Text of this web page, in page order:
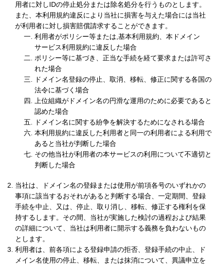
用者に対しIDの停止処分または除名処分を行うものとします。
また、本利用規約違反により当社に損害を与えた場合には当社
が利用者に対し損害賠償請求することができます。
利用者がポリシー等または,基本利用規約、本ドメイン
サービス利用規約に違反した場合
ポリシー等に基づき、正当な手続を経て要求または許可さ
れた場合
ドメイン名登録の停止、取消、移転、修正に関する各国の
法令に基づく場合
上位組織がドメイン名の円滑な運用のために必要であると
認めた場合
ドメイン名に関する紛争を解決するためになされる場合
本利用規約に違反した利用者と同一の利用者による利用で
あると当社が判断した場合
その他当社が利用者の本サービスの利用について不適切と
判断した場合
当社は、ドメイン名の登録または使用が前項各号のいずれかの
事項に該当するおそれがあると判断する場合、一定期間、登録
手続を中止、又は、停止、取り消し、移転、修正する権利を保
持するします。その間、当社が実施した検討の過程および結果
の詳細について、当社は利用者に開示する義務を負わないもの
とします。
利用者は、前各項による登録申請の拒否、登録手続の中止、ド
メイン名使用の停止、移転、または抹消について、異議申立を